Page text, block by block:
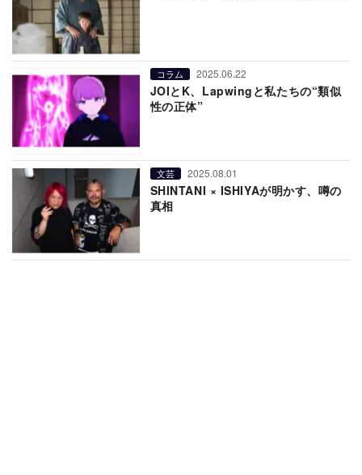
コラム 2025.06.22
JOIとK、Lapwingと私たちの“類似
性の正体”
文芸 2025.08.01
SHINTANI × ISHIYAが明かす、噂の
真相